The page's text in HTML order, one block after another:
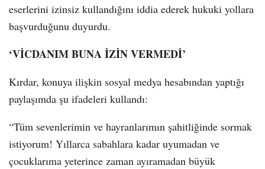
eserlerini izinsiz kullandığını iddia ederek hukuki yollara
başvurduğunu duyurdu.
‘VİCDANIM BUNA İZİN VERMEDİ’
Kırdar, konuya ilişkin sosyal medya hesabından yaptığı
paylaşımda şu ifadeleri kullandı:
“Tüm sevenlerimin ve hayranlarımın şahitliğinde sormak
istiyorum! Yıllarca sabahlara kadar uyumadan ve
çocuklarıma yeterince zaman ayıramadan büyük